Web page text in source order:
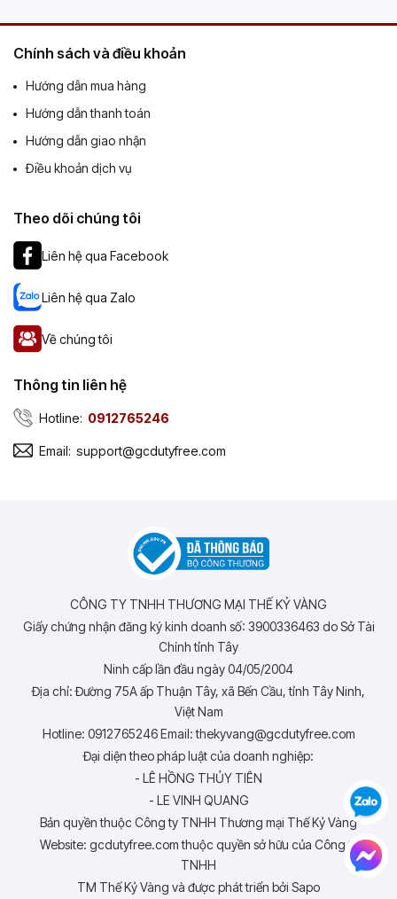
Chính sách và điều khoản
Hướng dẫn mua hàng
Hướng dẫn thanh toán
Hướng dẫn giao nhận
Điều khoản dịch vụ
Theo dõi chúng tôi
Liên hệ qua Facebook
Liên hệ qua Zalo
Về chúng tôi
Thông tin liên hệ
Hotline: 0912765246
Email: support@gcdutyfree.com
CÔNG TY TNHH THƯƠNG MẠI THẾ KỶ VÀNG
Giấy chứng nhận đăng ký kinh doanh số: 3900336463 do Sở Tài
Chính tỉnh Tây
Ninh cấp lần đầu ngày 04/05/2004
Địa chỉ: Đường 75A ấp Thuận Tây, xã Bến Cầu, tỉnh Tây Ninh,
Việt Nam
Hotline: 0912765246 Email: thekyvang@gcdutyfree.com
Đại diện theo pháp luật của doanh nghiệp:
- LÊ HỒNG THỦY TIÊN
- LE VINH QUANG
Bản quyền thuộc Công ty TNHH Thương mại Thế Kỷ Vàng
Website: gcdutyfree.com thuộc quyền sở hữu của Công ty
TNHH
TM Thế Kỷ Vàng và được phát triển bởi Sapo